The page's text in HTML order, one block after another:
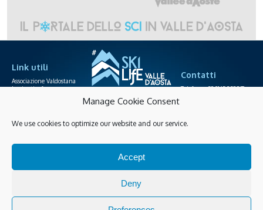
Manage Cookie Consent
We use cookies to optimize our website and our service.
Accept
Deny
Link utili
Associazione Valdostana
Impianti a fune
Contatti
Telefono +39.0165.238871
Gestisci Cookies